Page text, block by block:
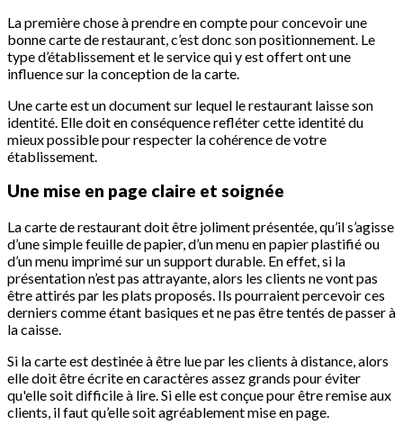
La première chose à prendre en compte pour concevoir une
bonne carte de restaurant, c’est donc son positionnement. Le
type d’établissement et le service qui y est offert ont une
influence sur la conception de la carte.
Une carte est un document sur lequel le restaurant laisse son
identité. Elle doit en conséquence refléter cette identité du
mieux possible pour respecter la cohérence de votre
établissement.
Une mise en page claire et soignée
La carte de restaurant doit être joliment présentée, qu’il s’agisse
d’une simple feuille de papier, d’un menu en papier plastifié ou
d’un menu imprimé sur un support durable. En effet, si la
présentation n’est pas attrayante, alors les clients ne vont pas
être attirés par les plats proposés. Ils pourraient percevoir ces
derniers comme étant basiques et ne pas être tentés de passer à
la caisse.
Si la carte est destinée à être lue par les clients à distance, alors
elle doit être écrite en caractères assez grands pour éviter
qu'elle soit difficile à lire. Si elle est conçue pour être remise aux
clients, il faut qu’elle soit agréablement mise en page.